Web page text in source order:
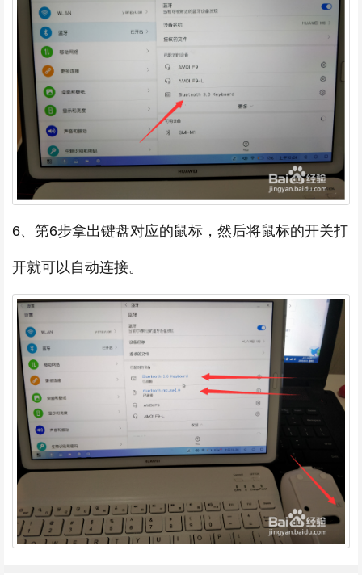
6、第6步拿出键盘对应的鼠标，然后将鼠标的开关打
开就可以自动连接。